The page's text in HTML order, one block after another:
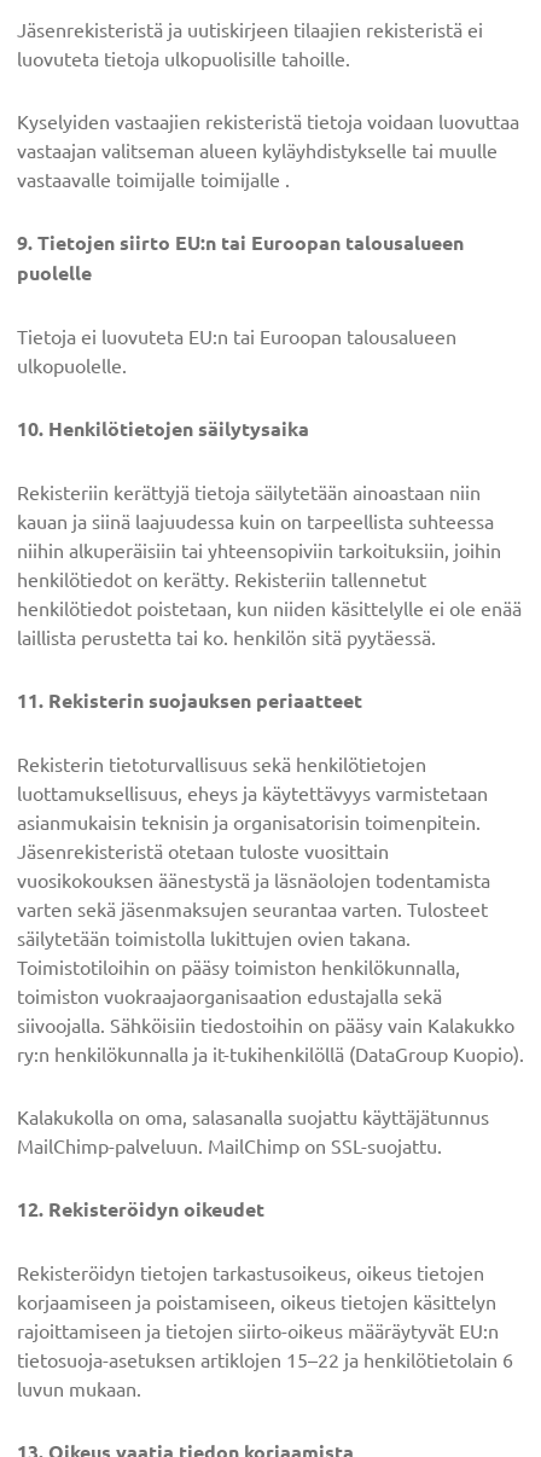
Jäsenrekisteristä ja uutiskirjeen tilaajien rekisteristä ei
luovuteta tietoja ulkopuolisille tahoille.
Kyselyiden vastaajien rekisteristä tietoja voidaan luovuttaa
vastaajan valitseman alueen kyläyhdistykselle tai muulle
vastaavalle toimijalle toimijalle .
9. Tietojen siirto EU:n tai Euroopan talousalueen
puolelle
Tietoja ei luovuteta EU:n tai Euroopan talousalueen
ulkopuolelle.
10. Henkilötietojen säilytysaika
Rekisteriin kerättyjä tietoja säilytetään ainoastaan niin
kauan ja siinä laajuudessa kuin on tarpeellista suhteessa
niihin alkuperäisiin tai yhteensopiviin tarkoituksiin, joihin
henkilötiedot on kerätty. Rekisteriin tallennetut
henkilötiedot poistetaan, kun niiden käsittelylle ei ole enää
laillista perustetta tai ko. henkilön sitä pyytäessä.
11. Rekisterin suojauksen periaatteet
Rekisterin tietoturvallisuus sekä henkilötietojen
luottamuksellisuus, eheys ja käytettävyys varmistetaan
asianmukaisin teknisin ja organisatorisin toimenpitein.
Jäsenrekisteristä otetaan tuloste vuosittain
vuosikokouksen äänestystä ja läsnäolojen todentamista
varten sekä jäsenmaksujen seurantaa varten. Tulosteet
säilytetään toimistolla lukittujen ovien takana.
Toimistotiloihin on pääsy toimiston henkilökunnalla,
toimiston vuokraajaorganisaation edustajalla sekä
siivoojalla. Sähköisiin tiedostoihin on pääsy vain Kalakukko
ry:n henkilökunnalla ja it-tukihenkilöllä (DataGroup Kuopio).
Kalakukolla on oma, salasanalla suojattu käyttäjätunnus
MailChimp-palveluun. MailChimp on SSL-suojattu.
12. Rekisteröidyn oikeudet
Rekisteröidyn tietojen tarkastusoikeus, oikeus tietojen
korjaamiseen ja poistamiseen, oikeus tietojen käsittelyn
rajoittamiseen ja tietojen siirto-oikeus määräytyvät EU:n
tietosuoja-asetuksen artiklojen 15–22 ja henkilötietolain 6
luvun mukaan.
13. Oikeus vaatia tiedon korjaamista